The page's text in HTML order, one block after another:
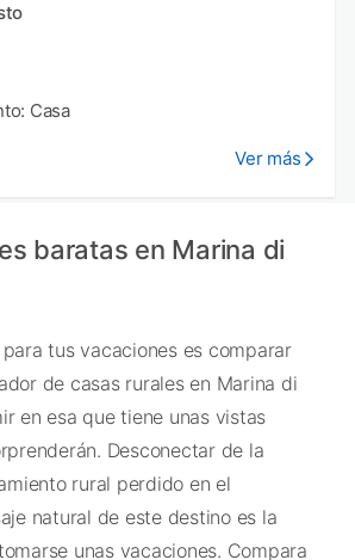
Casa
Ver más
baratas en Marina di
tus vacaciones es comparar
de casas rurales en Marina di
en esa que tiene unas vistas
Desconectar de la
rural perdido en el
natural de este destino es la
unas vacaciones. Compara